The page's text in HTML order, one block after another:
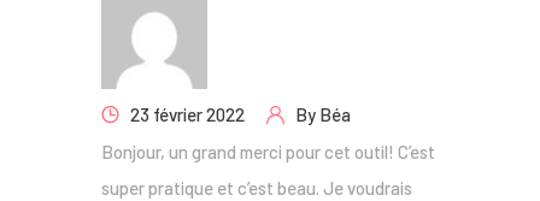
23 février 2022 By Béa
Bonjour, un grand merci pour cet outil! C’est
super pratique et c’est beau. Je voudrais